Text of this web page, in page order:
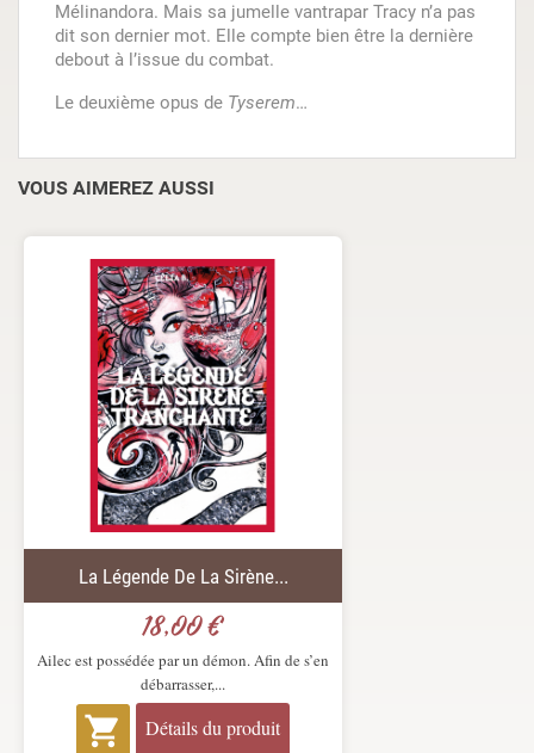
Mélinandora. Mais sa jumelle vantrapar Tracy n’a pas
dit son dernier mot. Elle compte bien être la dernière
debout à l’issue du combat.
Le deuxième opus de Tyserem…
VOUS AIMEREZ AUSSI
La Légende De La Sirène...
Prix
18,00 €
Ailec est possédée par un démon. Afin de s’en
débarrasser,...
 Détails du produit